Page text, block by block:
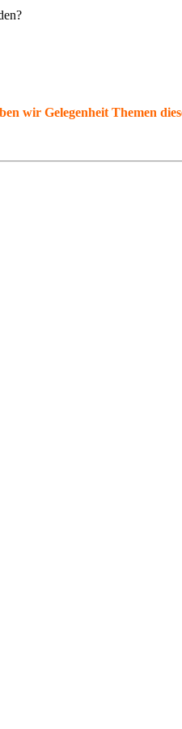
wir Gelegenheit Themen